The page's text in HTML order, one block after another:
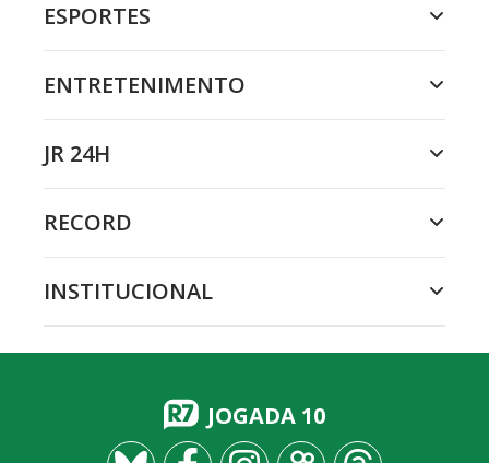
ESPORTES
ENTRETENIMENTO
JR 24H
RECORD
INSTITUCIONAL
JOGADA 10